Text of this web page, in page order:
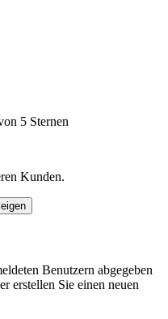
5 Sternen
Kunden.
Benutzern abgegeben
erstellen Sie einen neuen